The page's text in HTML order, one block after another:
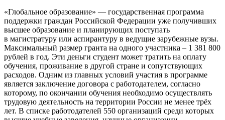
«Глобальное образование» — государственная программа
поддержки граждан Российской Федерации уже получивших
высшее образование и планирующих поступать
в магистратуру или аспирантуру в ведущие зарубежные вузы.
Максимальный размер гранта на одного участника – 1 381 800
рублей в год. Эти деньги студент может тратить на оплату
обучения, проживание в другой стране и сопутствующих
расходов. Одним из главных условий участия в программе
является заключение договора с работодателем, согласно
которому, по окончании обучения необходимо осуществлять
трудовую деятельность на территории России не менее трёх
лет. В списке работодателей 550 организаций среди которых